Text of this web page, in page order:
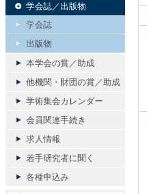
学会誌／出版物
学会誌
出版物
本学会の賞／助成
他機関・財団の賞／助成
学術集会カレンダー
会員関連手続き
求人情報
若手研究者に聞く
各種申込み